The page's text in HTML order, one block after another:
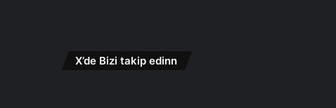
X’de Bizi takip edinn